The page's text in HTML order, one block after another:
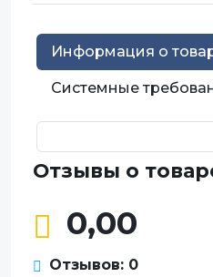
Информация о
Системные
Отзывы о
0,00
Отзывов: 0